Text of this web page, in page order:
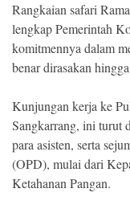
Rangkaian safari
lengkap Pemerintah
komitmennya dalam
benar dirasakan
Kunjungan kerja ke
Sangkarrang, ini turut
para asisten, serta
(OPD), mulai dari
Ketahanan Pangan.